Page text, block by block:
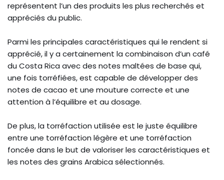
représentent l’un des produits les plus recherchés et
appréciés du public.
Parmi les principales caractéristiques qui le rendent si
apprécié, il y a certainement la combinaison d’un café
du Costa Rica avec des notes maltées de base qui,
une fois torréfiées, est capable de développer des
notes de cacao et une mouture correcte et une
attention à l’équilibre et au dosage.
De plus, la torréfaction utilisée est le juste équilibre
entre une torréfaction légère et une torréfaction
foncée dans le but de valoriser les caractéristiques et
les notes des grains Arabica sélectionnés.